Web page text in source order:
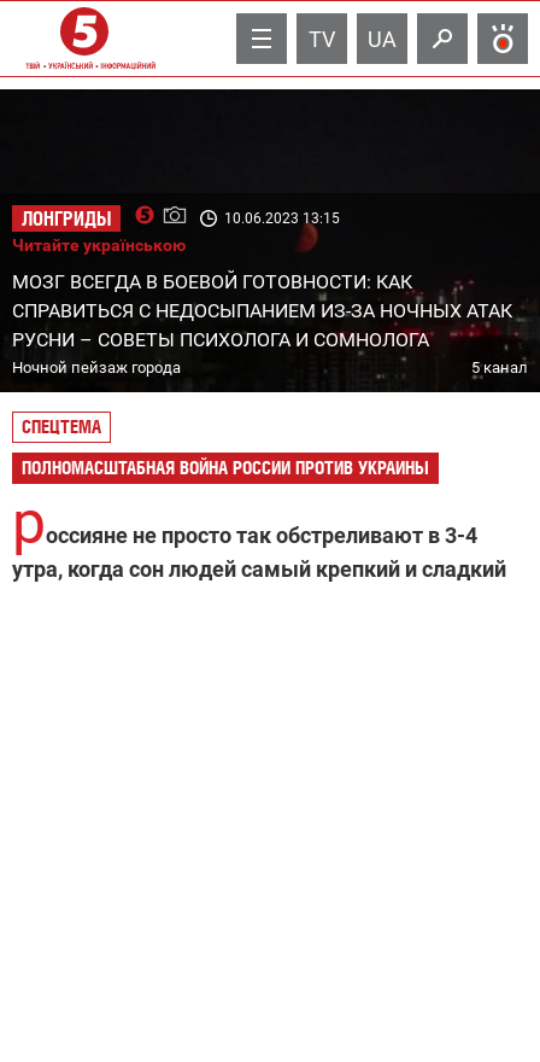
TV UA
ЛОНГРИДЫ 10.06.2023 13:15
Читайте українською
МОЗГ ВСЕГДА В БОЕВОЙ ГОТОВНОСТИ: КАК
СПРАВИТЬСЯ С НЕДОСЫПАНИЕМ ИЗ-ЗА НОЧНЫХ АТАК
РУСНИ – СОВЕТЫ ПСИХОЛОГА И СОМНОЛОГА
Ночной пейзаж города 5 канал
СПЕЦТЕМА
ПОЛНОМАСШТАБНАЯ ВОЙНА РОССИИ ПРОТИВ УКРАИНЫ
россияне не просто так обстреливают в 3-4
утра, когда сон людей самый крепкий и сладкий